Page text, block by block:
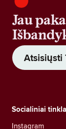
Jau
Atsisiųsti
Socialiniai
Instagram